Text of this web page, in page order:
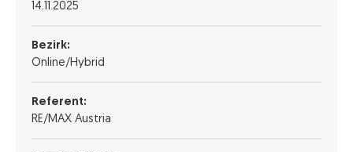
14.11.2025
Bezirk:
Online/Hybrid
Referent:
RE/MAX Austria